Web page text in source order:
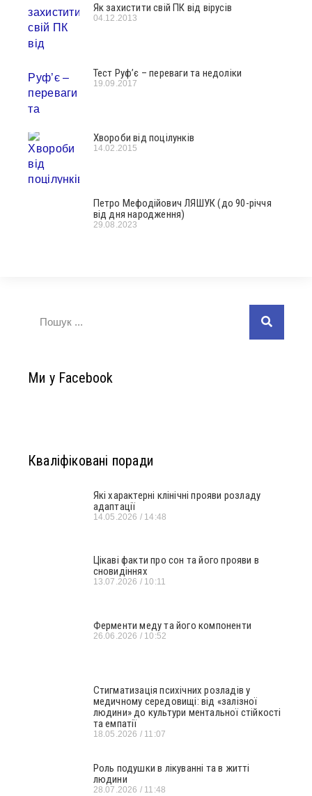
Як захистити свій ПК від вірусів
04.12.2013
Тест Руф’є – переваги та недоліки
19.09.2017
Хвороби від поцілунків
14.02.2015
Петро Мефодійович ЛЯШУК (до 90-річчя
від дня народження)
29.08.2023
Ми у Facebook
Кваліфіковані поради
Які характерні клінічні прояви розладу
адаптації
14.05.2026 14:48
Цікаві факти про сон та його прояви в
сновидіннях
13.07.2026 10:11
Ферменти меду та його компоненти
26.06.2026 10:52
Стигматизація психічних розладів у
медичному середовищі: від «залізної
людини» до культури ментальної стійкості
та емпатії
18.05.2026 11:07
Роль подушки в лікуванні та в житті
людини
28.07.2026 11:48